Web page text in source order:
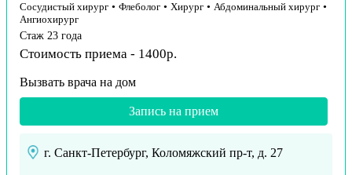
Сосудистый хирург • Флеболог • Хирург • Абдоминальный хирург •
Ангиохирург
Стаж 23 года
Стоимость приема - 1400р.
Вызвать врача на дом
Запись на прием
г. Санкт-Петербург, Коломяжский пр-т, д. 27